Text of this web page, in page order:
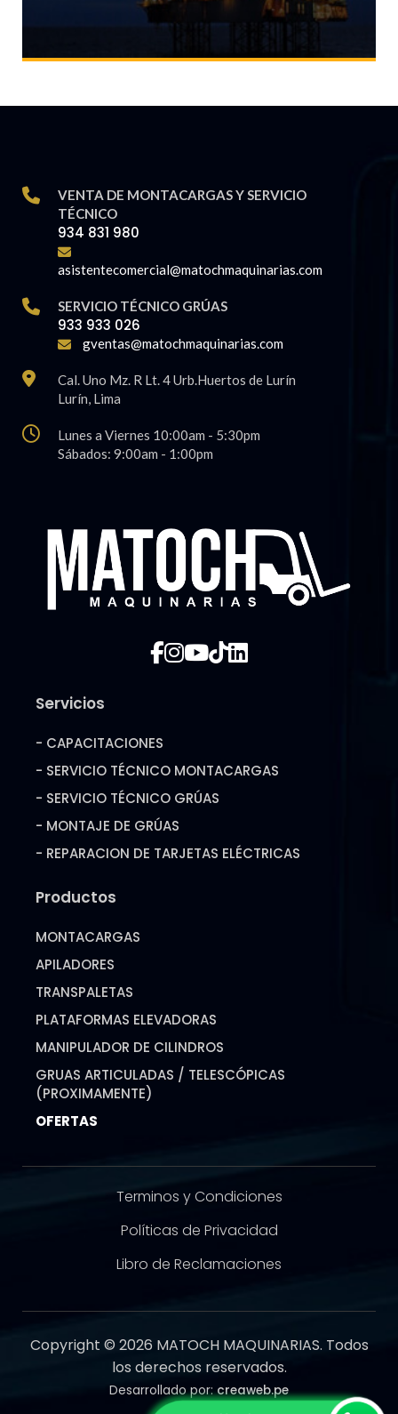
VENTA DE MONTACARGAS Y SERVICIO
TÉCNICO
934 831 980
asistentecomercial@matochmaquinarias.com
SERVICIO TÉCNICO GRÚAS
933 933 026
gventas@matochmaquinarias.com
Cal. Uno Mz. R Lt. 4 Urb.Huertos de Lurín
Lurí­n, Lima
Lunes a Viernes 10:00am - 5:30pm
Sábados: 9:00am - 1:00pm
Servicios
- CAPACITACIONES
- SERVICIO TÉCNICO MONTACARGAS
- SERVICIO TÉCNICO GRÚAS
- MONTAJE DE GRÚAS
- REPARACION DE TARJETAS ELÉCTRICAS
Productos
MONTACARGAS
APILADORES
TRANSPALETAS
PLATAFORMAS ELEVADORAS
MANIPULADOR DE CILINDROS
GRUAS ARTICULADAS / TELESCÓPICAS
(PROXIMAMENTE)
OFERTAS
Terminos y Condiciones
Políticas de Privacidad
Libro de Reclamaciones
Copyright © 2026 MATOCH MAQUINARIAS. Todos
los derechos reservados.
Desarrollado por:creaweb.pe